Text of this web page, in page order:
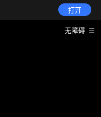
打开
无障碍